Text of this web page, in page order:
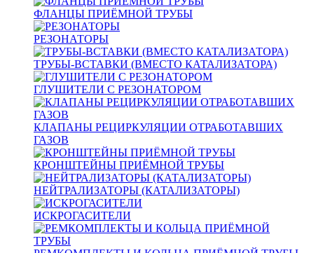
ФЛАНЦЫ ПРИЁМНОЙ ТРУБЫ
РЕЗОНАТОРЫ
ТРУБЫ-ВСТАВКИ (ВМЕСТО КАТАЛИЗАТОРА)
ГЛУШИТЕЛИ С РЕЗОНАТОРОМ
КЛАПАНЫ РЕЦИРКУЛЯЦИИ ОТРАБОТАВШИХ
ГАЗОВ
КРОНШТЕЙНЫ ПРИЁМНОЙ ТРУБЫ
НЕЙТРАЛИЗАТОРЫ (КАТАЛИЗАТОРЫ)
ИСКРОГАСИТЕЛИ